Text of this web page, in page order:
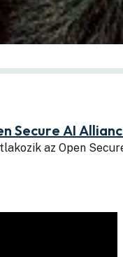
Secure AI
az Open